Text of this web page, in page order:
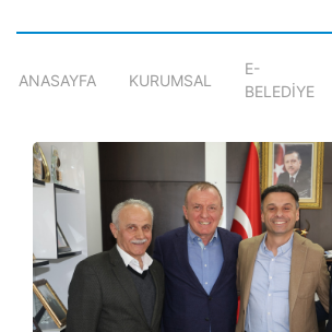
ANASAYFA KURUMSAL
E-
BELEDİYE